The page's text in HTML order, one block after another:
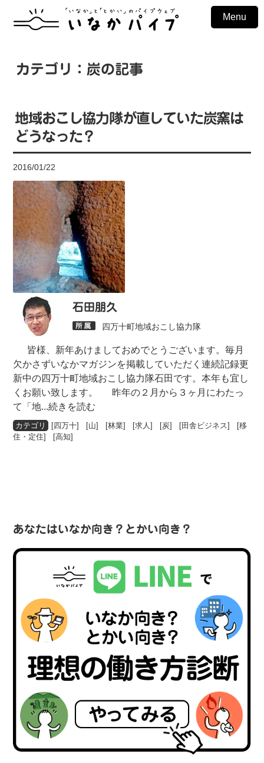
Menu
カテゴリ：炭の記事
地域おこし協力隊が直していた炭窯は
どうなった？
2016/01/22
石田朋久
四万十町地域おこし協力隊
皆様、新年あけましておめでとうございます。毎月
欠かさずいなかマガジンを掲載していただく連続記録更
新中の四万十町地域おこし協力隊石田です。本年も宜し
くお願い致します。 昨年の２月から３ヶ月にわたっ
て「地...続きを読む
[四万十] [山] [林業] [求人] [炭] [田舎ビジネス] [移
住・定住] [高知]
あなたはいなか向き？とかい向き？